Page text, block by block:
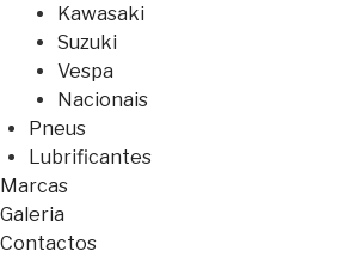
Kawasaki
Suzuki
Vespa
Nacionais
Pneus
Lubrificantes
Marcas
Galeria
Contactos